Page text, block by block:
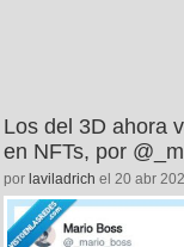
Los del 3D ahora
en NFTs, por
por laviladrich el 20 abr